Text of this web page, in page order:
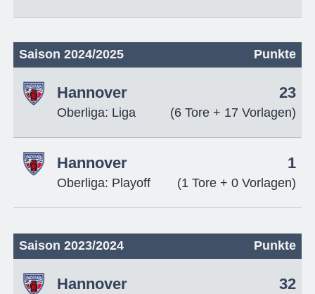
Saison 2024/2025 Punkte
Hannover
Oberliga: Liga
23
(6 Tore + 17 Vorlagen)
Hannover
Oberliga: Playoff
1
(1 Tore + 0 Vorlagen)
Saison 2023/2024 Punkte
Hannover 32